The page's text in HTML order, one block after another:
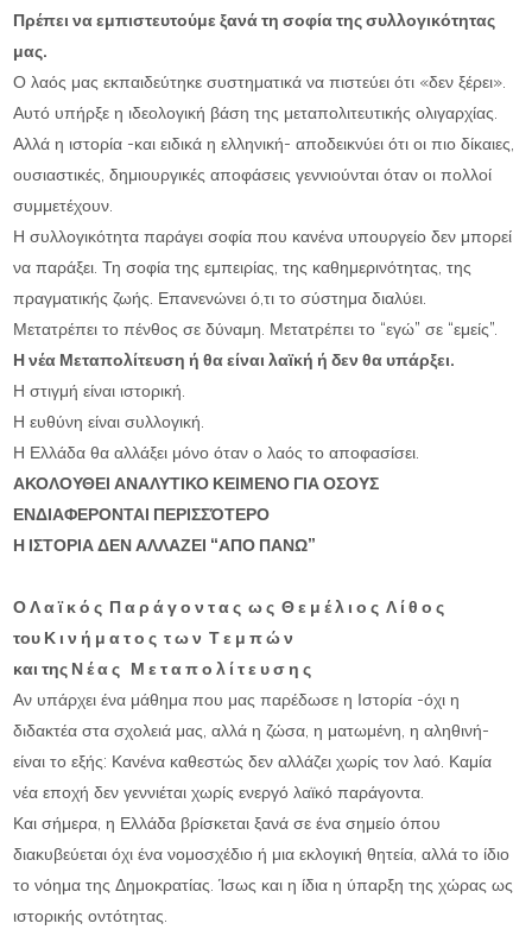
Πρέπει να εμπιστευτούμε ξανά τη σοφία της συλλογικότητας
μας.
Ο λαός μας εκπαιδεύτηκε συστηματικά να πιστεύει ότι «δεν ξέρει».
Αυτό υπήρξε η ιδεολογική βάση της μεταπολιτευτικής ολιγαρχίας.
Αλλά η ιστορία -και ειδικά η ελληνική- αποδεικνύει ότι οι πιο δίκαιες,
ουσιαστικές, δημιουργικές αποφάσεις γεννιούνται όταν οι πολλοί
συμμετέχουν.
Η συλλογικότητα παράγει σοφία που κανένα υπουργείο δεν μπορεί
να παράξει. Τη σοφία της εμπειρίας, της καθημερινότητας, της
πραγματικής ζωής. Επανενώνει ό,τι το σύστημα διαλύει.
Μετατρέπει το πένθος σε δύναμη. Μετατρέπει το “εγώ” σε “εμείς”.
Η νέα Μεταπολίτευση ή θα είναι λαϊκή ή δεν θα υπάρξει.
Η στιγμή είναι ιστορική.
Η ευθύνη είναι συλλογική.
Η Ελλάδα θα αλλάξει μόνο όταν ο λαός το αποφασίσει.
ΑΚΟΛΟΥΘΕΙ ΑΝΑΛΥΤΙΚΟ ΚΕΙΜΕΝΟ ΓΙΑ ΟΣΟΥΣ
ΕΝΔΙΑΦΕΡΟΝΤΑΙ ΠΕΡΙΣΣΌΤΕΡΟ
Η ΙΣΤΟΡΙΑ ΔΕΝ ΑΛΛΑΖΕΙ “ΑΠΟ ΠΑΝΩ”
Ο Λ α ϊ κ ό ς Π α ρ ά γ ο ν τ α ς ω ς Θ ε μ έ λ ι ο ς Λ ί θ ο ς
του Κ ι ν ή μ α τ ο ς τ ω ν Τ ε μ π ώ ν
και της Ν έ α ς Μ ε τ α π ο λ ί τ ε υ σ η ς
Αν υπάρχει ένα μάθημα που μας παρέδωσε η Ιστορία -όχι η
διδακτέα στα σχολειά μας, αλλά η ζώσα, η ματωμένη, η αληθινή-
είναι το εξής: Κανένα καθεστώς δεν αλλάζει χωρίς τον λαό. Καμία
νέα εποχή δεν γεννιέται χωρίς ενεργό λαϊκό παράγοντα.
Και σήμερα, η Ελλάδα βρίσκεται ξανά σε ένα σημείο όπου
διακυβεύεται όχι ένα νομοσχέδιο ή μια εκλογική θητεία, αλλά το ίδιο
το νόημα της Δημοκρατίας. Ίσως και η ίδια η ύπαρξη της χώρας ως
ιστορικής οντότητας.